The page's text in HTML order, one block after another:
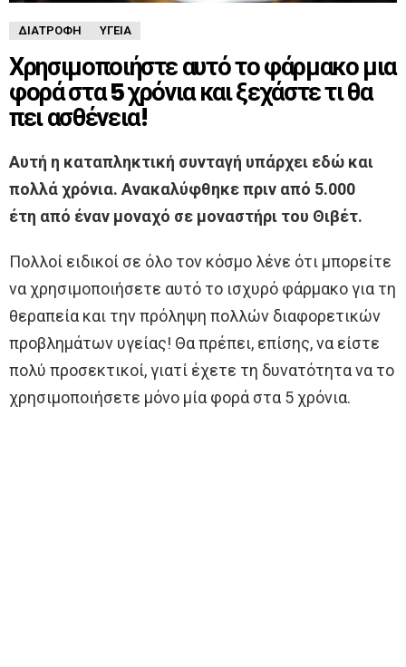
ΔΙΑΤΡΟΦΉ ΥΓΕΊΑ
Χρησιμοποιήστε αυτό το φάρμακο μια
φορά στα 5 χρόνια και ξεχάστε τι θα
πει ασθένεια!
Αυτή η καταπληκτική συνταγή υπάρχει εδώ και
πολλά χρόνια. Ανακαλύφθηκε πριν από 5.000
έτη από έναν μοναχό σε μοναστήρι του Θιβέτ.
Πολλοί ειδικοί σε όλο τον κόσμο λένε ότι μπορείτε
να χρησιμοποιήσετε αυτό το ισχυρό φάρμακο για τη
θεραπεία και την πρόληψη πολλών διαφορετικών
προβλημάτων υγείας! Θα πρέπει, επίσης, να είστε
πολύ προσεκτικοί, γιατί έχετε τη δυνατότητα να το
χρησιμοποιήσετε μόνο μία φορά στα 5 χρόνια.